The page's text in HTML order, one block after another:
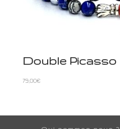
Double Picasso
79,00€